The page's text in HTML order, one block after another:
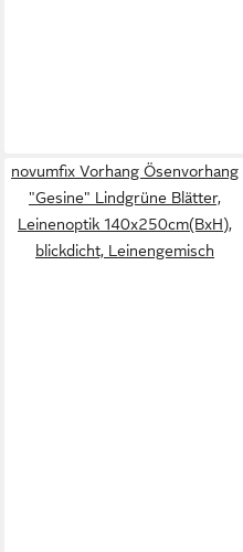
novumfix Vorhang Ösenvorhang
"Gesine" Lindgrüne Blätter,
Leinenoptik 140x250cm(BxH),
blickdicht, Leinengemisch